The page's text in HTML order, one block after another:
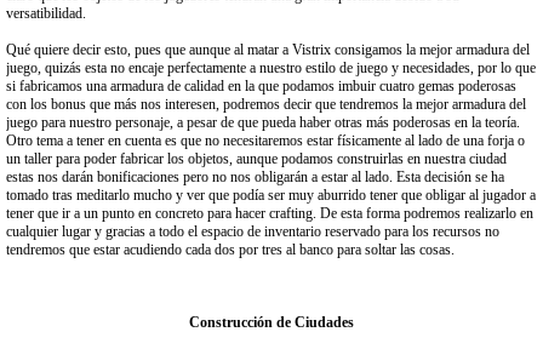
versatibilidad.
Qué quiere decir esto, pues que aunque al matar a Vistrix consigamos la mejor armadura del
juego, quizás esta no encaje perfectamente a nuestro estilo de juego y necesidades, por lo que
si fabricamos una armadura de calidad en la que podamos imbuir cuatro gemas poderosas
con los bonus que más nos interesen, podremos decir que tendremos la mejor armadura del
juego para nuestro personaje, a pesar de que pueda haber otras más poderosas en la teoría.
Otro tema a tener en cuenta es que no necesitaremos estar físicamente al lado de una forja o
un taller para poder fabricar los objetos, aunque podamos construirlas en nuestra ciudad
estas nos darán bonificaciones pero no nos obligarán a estar al lado. Esta decisión se ha
tomado tras meditarlo mucho y ver que podía ser muy aburrido tener que obligar al jugador a
tener que ir a un punto en concreto para hacer crafting. De esta forma podremos realizarlo en
cualquier lugar y gracias a todo el espacio de inventario reservado para los recursos no
tendremos que estar acudiendo cada dos por tres al banco para soltar las cosas.
Construcción de Ciudades